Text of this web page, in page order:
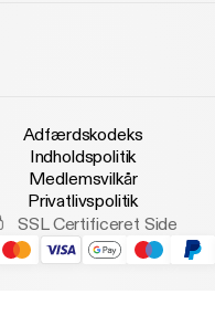
Adfærdskodeks
Indholdspolitik
Medlemsvilkår
Privatlivspolitik
SSL Certificeret Side